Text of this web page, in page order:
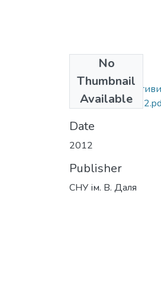
No
Thumbnail
Available
Стан та
Date
2012
Publisher
СНУ ім. В. Даля